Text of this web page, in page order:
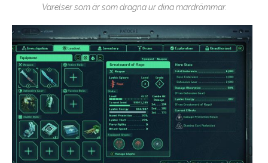
Varelser som är som dragna ur dina mardrömmar.